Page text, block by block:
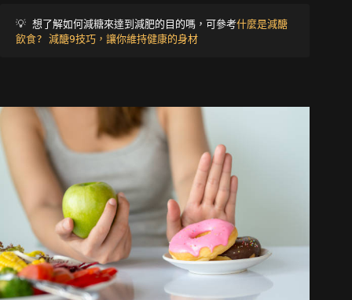
💡 想了解如何減糖來達到減肥的目的嗎，可參考什麼是減醣
飲食? 減醣9技巧，讓你維持健康的身材